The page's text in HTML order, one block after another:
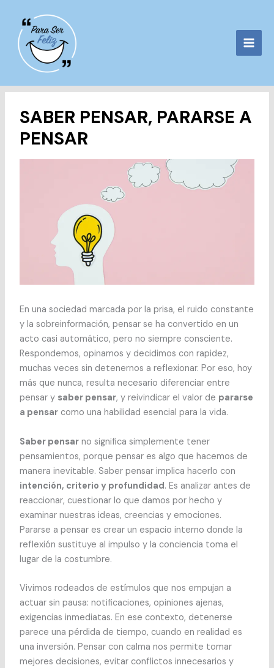
contenido
SABER PENSAR, PARARSE A
PENSAR
En una sociedad marcada por la prisa, el ruido constante
y la sobreinformación, pensar se ha convertido en un
acto casi automático, pero no siempre consciente.
Respondemos, opinamos y decidimos con rapidez,
muchas veces sin detenernos a reflexionar. Por eso, hoy
más que nunca, resulta necesario diferenciar entre
pensar y saber pensar, y reivindicar el valor de pararse
a pensarcomo una habilidad esencial para la vida.
Saber pensarno significa simplemente tener
pensamientos, porque pensar es algo que hacemos de
manera inevitable. Saber pensar implica hacerlo con
intención, criterio y profundidad. Es analizar antes de
reaccionar, cuestionar lo que damos por hecho y
examinar nuestras ideas, creencias y emociones.
Pararse a pensar es crear un espacio interno donde la
reflexión sustituye al impulso y la conciencia toma el
lugar de la costumbre.
Vivimos rodeados de estímulos que nos empujan a
actuar sin pausa: notificaciones, opiniones ajenas,
exigencias inmediatas. En ese contexto, detenerse
parece una pérdida de tiempo, cuando en realidad es
una inversión. Pensar con calma nos permite tomar
mejores decisiones, evitar conflictos innecesarios y